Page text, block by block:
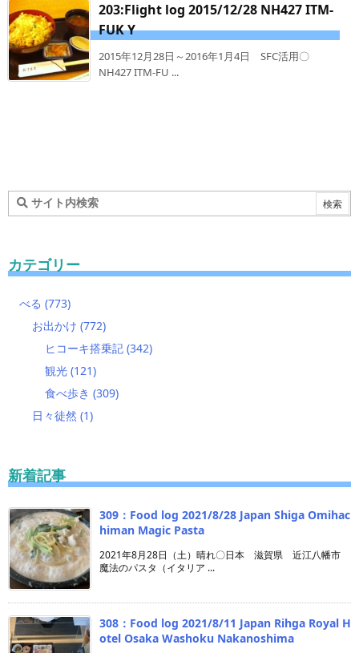
203:Flight log 2015/12/28 NH427 ITM-
FUK Y
2015年12月28日～2016年1月4日 SFC活用〇
NH427 ITM-FU ...
カテゴリー
べる (773)
お出かけ (772)
ヒコーキ搭乗記 (342)
観光 (121)
食べ歩き (309)
日々徒然 (1)
新着記事
309：Food log 2021/8/28 Japan Shiga Omihac
himan Magic Pasta
2021年8月28日（土）晴れ〇日本 滋賀県 近江八幡市
魔法のパスタ（イタリア ...
308：Food log 2021/8/11 Japan Rihga Royal H
otel Osaka Washoku Nakanoshima